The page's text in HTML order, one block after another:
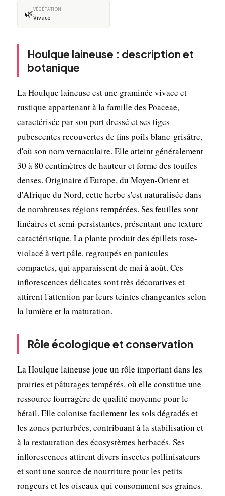
🌿VÉGÉTATION
Vivace
Houlque laineuse : description et
botanique
La Houlque laineuse est une graminée vivace et
rustique appartenant à la famille des Poaceae,
caractérisée par son port dressé et ses tiges
pubescentes recouvertes de fins poils blanc-grisâtre,
d'où son nom vernaculaire. Elle atteint généralement
30 à 80 centimètres de hauteur et forme des touffes
denses. Originaire d'Europe, du Moyen-Orient et
d'Afrique du Nord, cette herbe s'est naturalisée dans
de nombreuses régions tempérées. Ses feuilles sont
linéaires et semi-persistantes, présentant une texture
caractéristique. La plante produit des épillets rose-
violacé à vert pâle, regroupés en panicules
compactes, qui apparaissent de mai à août. Ces
inflorescences délicates sont très décoratives et
attirent l'attention par leurs teintes changeantes selon
la lumière et la maturation.
Rôle écologique et conservation
La Houlque laineuse joue un rôle important dans les
prairies et pâturages tempérés, où elle constitue une
ressource fourragère de qualité moyenne pour le
bétail. Elle colonise facilement les sols dégradés et
les zones perturbées, contribuant à la stabilisation et
à la restauration des écosystèmes herbacés. Ses
inflorescences attirent divers insectes pollinisateurs
et sont une source de nourriture pour les petits
rongeurs et les oiseaux qui consomment ses graines.